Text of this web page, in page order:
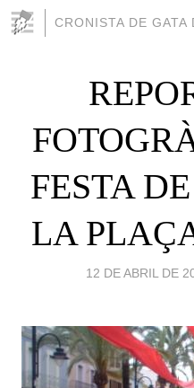
CRONISTA DE GATA
FESTA
LA
12 DE ABRIL DE